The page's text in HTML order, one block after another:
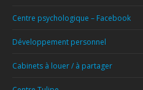
Centre psychologique – Facebook
Développement personnel
Cabinets à louer / à partager